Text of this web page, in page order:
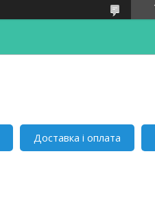
Доставка і оплата